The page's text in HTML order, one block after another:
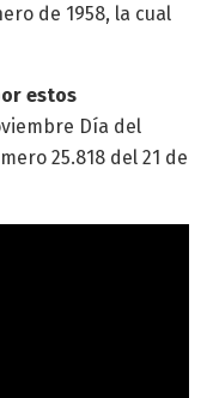
de 1958, la cual
estos
Día del
25.818 del 21 de